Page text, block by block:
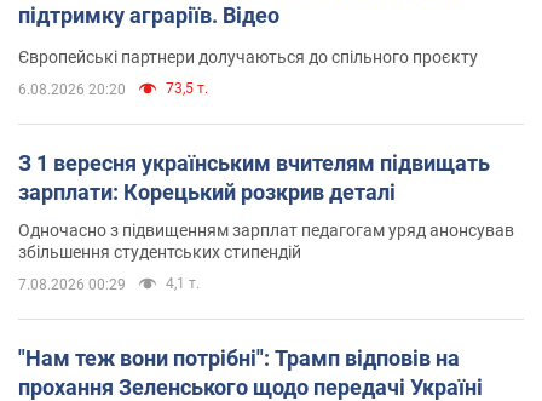
підтримку аграріїв. Відео
Європейські партнери долучаються до спільного проєкту
6.08.2026 20:20 73,5 т.
З 1 вересня українським вчителям підвищать
зарплати: Корецький розкрив деталі
Одночасно з підвищенням зарплат педагогам уряд анонсував
збільшення студентських стипендій
7.08.2026 00:29 4,1 т.
"Нам теж вони потрібні": Трамп відповів на
прохання Зеленського щодо передачі Україні